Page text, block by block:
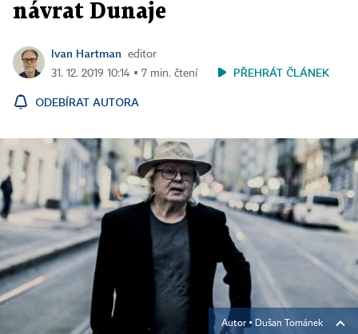
návrat Dunaje
Ivan Hartman
editor
31. 12. 2019 10:14 ▪ 7 min. čtení
PŘEHRÁT ČLÁNEK
ODEBÍRAT AUTORA
Autor ▪ Dušan Tománek